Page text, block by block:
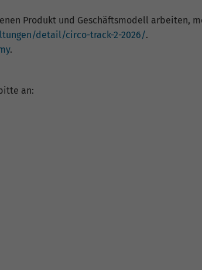
Produkt und Geschäftsmodell arbeiten,
detail/circo-track-2-2026/.
.
an: